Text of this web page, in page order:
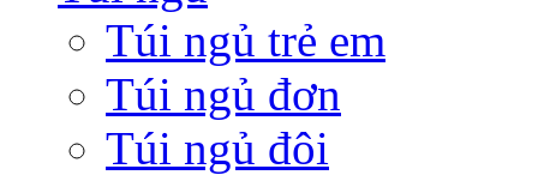
Túi ngủ trẻ em
Túi ngủ đơn
Túi ngủ đôi